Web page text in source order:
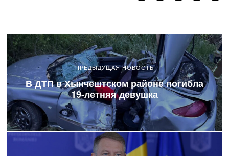
ПРЕДЫДУЩАЯ НОВОСТЬ
В ДТП в Хынчештском районе погибла
19-летняя девушка